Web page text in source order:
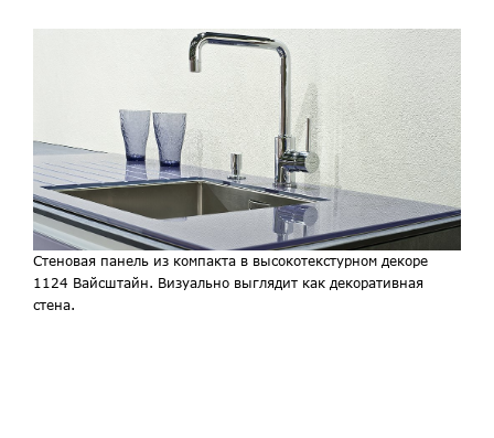
Стеновая панель из компакта в высокотекстурном декоре
1124 Вайсштайн. Визуально выглядит как декоративная
стена.